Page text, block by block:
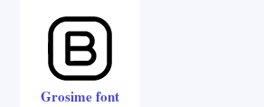
Grosime font